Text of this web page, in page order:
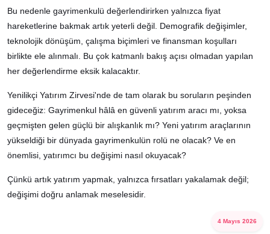
Bu nedenle gayrimenkulü değerlendirirken yalnızca fiyat
hareketlerine bakmak artık yeterli değil. Demografik değişimler,
teknolojik dönüşüm, çalışma biçimleri ve finansman koşulları
birlikte ele alınmalı. Bu çok katmanlı bakış açısı olmadan yapılan
her değerlendirme eksik kalacaktır.
Yenilikçi Yatırım Zirvesi'nde de tam olarak bu soruların peşinden
gideceğiz: Gayrimenkul hâlâ en güvenli yatırım aracı mı, yoksa
geçmişten gelen güçlü bir alışkanlık mı? Yeni yatırım araçlarının
yükseldiği bir dünyada gayrimenkulün rolü ne olacak? Ve en
önemlisi, yatırımcı bu değişimi nasıl okuyacak?
Çünkü artık yatırım yapmak, yalnızca fırsatları yakalamak değil;
değişimi doğru anlamak meselesidir.
4 Mayıs 2026